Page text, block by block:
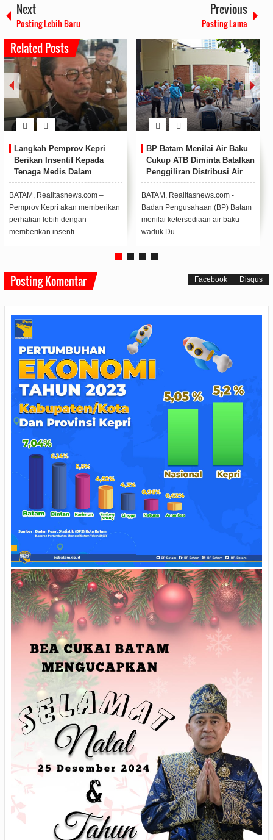
Next
Posting Lebih Baru
Previous
Posting Lama
Related Posts
Tampil Praktis dan Irit,
Honda Supra X 125 Cocok
Temani Aktivitas Anak Muda
di Kepri
Honda Supra X 125 hadir sebagai
motor yang dikenal tangguh dan
irit cocok digunakan untuk masy...
Kapolda Kepri Buka Diktuk
Bintara Polri T.A 2020/2021
di Sekolah Polisi Negara
Polda Kepri
KARIMUN, Realitasnews.com -
Kapolda Kepri, Irjen Dr. Pol Aris
Budiman M,Si memimpin upacara
pembukaa...
Posting Komentar Facebook Disqus